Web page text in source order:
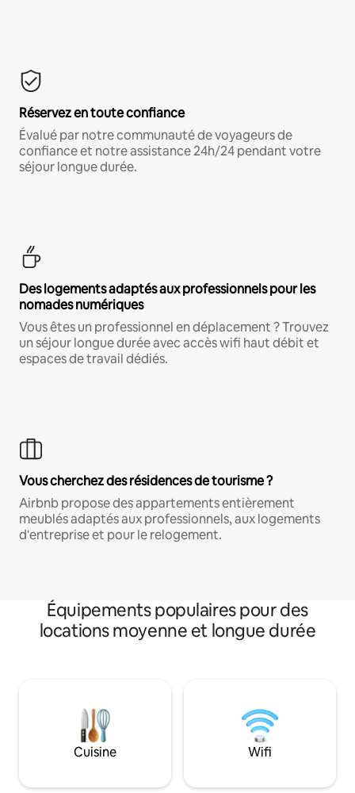
Réservez en toute confiance
Évalué par notre communauté de voyageurs de
confiance et notre assistance 24h/24 pendant votre
séjour longue durée.
Des logements adaptés aux professionnels pour les
nomades numériques
Vous êtes un professionnel en déplacement ? Trouvez
un séjour longue durée avec accès wifi haut débit et
espaces de travail dédiés.
Vous cherchez des résidences de tourisme ?
Airbnb propose des appartements entièrement
meublés adaptés aux professionnels, aux logements
d'entreprise et pour le relogement.
Équipements populaires pour des
locations moyenne et longue durée
Cuisine Wifi